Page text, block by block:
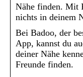
Nähe finden. Mit
nichts in deinem
Bei Badoo, der
App, kannst du
deiner Nähe
Freunde finden.